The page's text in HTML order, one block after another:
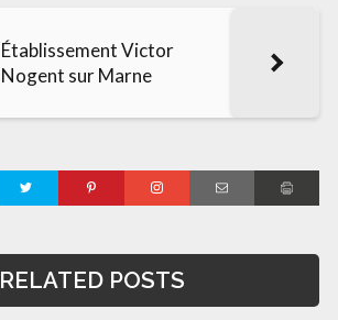
Établissement Victor
Nogent sur Marne
RELATED POSTS